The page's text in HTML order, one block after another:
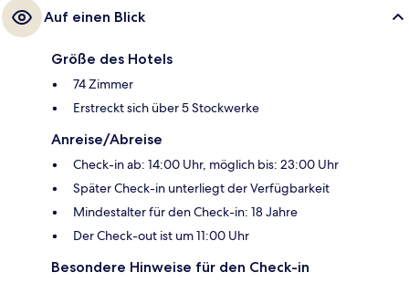
Auf einen Blick
Größe des Hotels
74 Zimmer
Erstreckt sich über 5 Stockwerke
Anreise/Abreise
Check-in ab: 14:00 Uhr, möglich bis: 23:00 Uhr
Später Check-in unterliegt der Verfügbarkeit
Mindestalter für den Check-in: 18 Jahre
Der Check-out ist um 11:00 Uhr
Besondere Hinweise für den Check-in